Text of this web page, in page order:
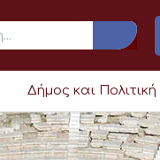
Δήμος και Πολιτική